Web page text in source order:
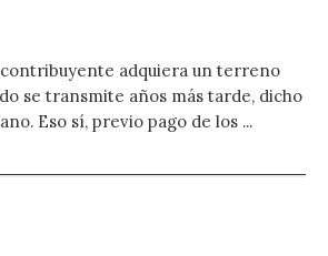
contribuyente adquiera un terreno
se transmite años más tarde, dicho
Eso sí, previo pago de los ...